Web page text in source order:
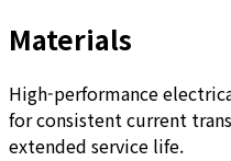
Materials
High-performance
for consistent current
extended service life.